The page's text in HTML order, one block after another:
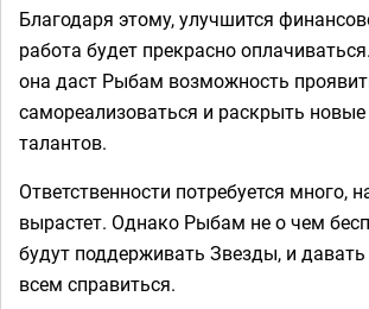
Благодаря этому, улучшится
работа будет прекрасно
она даст Рыбам возможность
самореализоваться и раскрыть новые
талантов.
Ответственности потребуется много,
вырастет. Однако Рыбам не о чем
будут поддерживать Звезды, и
всем справиться.